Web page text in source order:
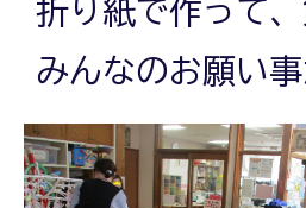
折り紙で作って、
みんなのお願い